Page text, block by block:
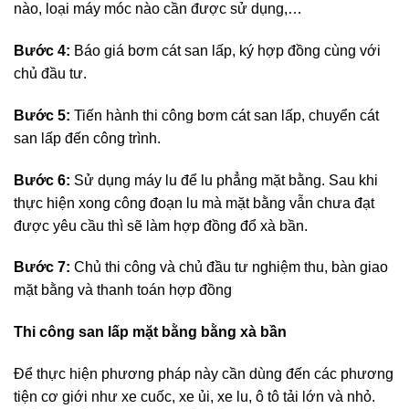
nào, loại máy móc nào cần được sử dụng,…
Bước 4: Báo giá bơm cát san lấp, ký hợp đồng cùng với
chủ đầu tư.
Bước 5: Tiến hành thi công bơm cát san lấp, chuyển cát
san lấp đến công trình.
Bước 6: Sử dụng máy lu để lu phẳng mặt bằng. Sau khi
thực hiện xong công đoạn lu mà mặt bằng vẫn chưa đạt
được yêu cầu thì sẽ làm hợp đồng đổ xà bần.
Bước 7: Chủ thi công và chủ đầu tư nghiệm thu, bàn giao
mặt bằng và thanh toán hợp đồng
Thi công san lấp mặt bằng bằng xà bần
Để thực hiện phương pháp này cần dùng đến các phương
tiện cơ giới như xe cuốc, xe ủi, xe lu, ô tô tải lớn và nhỏ.